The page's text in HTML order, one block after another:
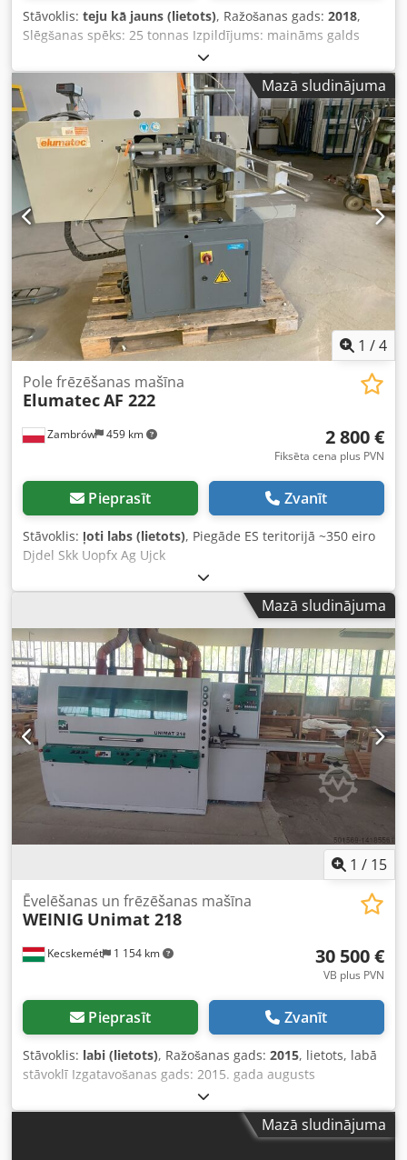
Stāvoklis: teju kā jauns (lietots), Ražošanas gads: 2018,
Slēgšanas spēks: 25 tonnas Izpildījums: maināms galds
Atvēršanas spēks/gājiens min.–maks.: 100/225 mm Formas
augstums maināms min.–maks.: 122–222 mm Maināmā
galda gājiens: 500 mm Maksimālā masa uz maināmā
galda: 120 kg Izgrūšanas spēks/gājiens maks.: 16/40
kN/mm Gliemežvada diametrs: 22 mm Lietderīgais
gliemežvada garums L/D: 20 Gliemežvada maksimālais
gājiens: 90 mm Gājiena tilpums: 34 cm3 Šāviena masa: 31
g Iesmidzināšanas spiediens: 2.000 bar Darba stundas:
15.571 h Dodpfx Ageyfg D Se Ueck
Mazā sludinājuma
1 /4
Zambrów 459 km
Pole frēzēšanas mašīna
ElumatecAF 222
2 800 €
Fiksēta cena plus PVN
Pieprasīt Zvanīt
Stāvoklis: ļoti labs (lietots), Piegāde ES teritorijā ~350 eiro
Djdel Skk Uopfx Ag Ujck
Mazā sludinājuma
1 / 15
Kecskemét 1 154 km
Ēvelēšanas un frēzēšanas mašīna
WEINIG Unimat 218
30 500 €
VB plus PVN
Pieprasīt Zvanīt
Stāvoklis: labi (lietots), Ražošanas gads: 2015, lietots, labā
stāvoklī Izgatavošanas gads: 2015. gada augusts
(ekspluatācijā no 2016. gada beigām) Tehniskais apraksts
Darba platums (ar instrumenta lidojuma apli 125 mm): 20 -
230 mm Darba augstums (ar instrumenta lidojuma apli 125
Mazā sludinājuma